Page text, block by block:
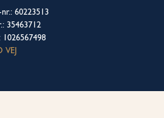
60223513
35463712
1026567498
VEJ